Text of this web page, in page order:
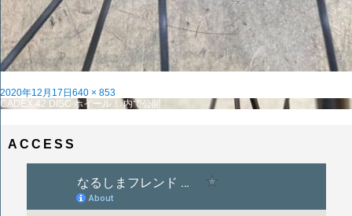
投
稿
2020年12月17日 フ
ル
640 × 853
投
ゲ
CADEX 42 DISC ホイール！ 内で公開
ACCESS